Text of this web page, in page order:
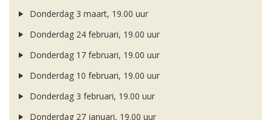
Donderdag 3 maart, 19.00 uur
Donderdag 24 februari, 19.00 uur
Donderdag 17 februari, 19.00 uur
Donderdag 10 februari, 19.00 uur
Donderdag 3 februari, 19.00 uur
Donderdag 27 januari, 19.00 uur